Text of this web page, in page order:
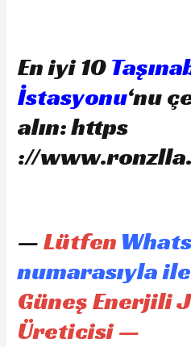
En iyi 10
İstasyonu‘nu
alın: https
://
—Lütfen
numarasıyla
Güneş Enerjili
Üreticisi —